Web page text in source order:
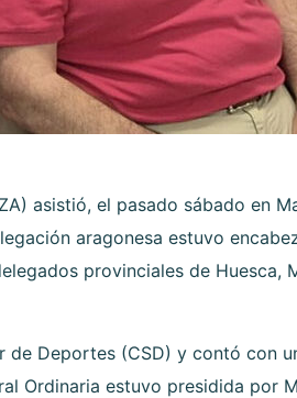
asistió, el pasado sábado en
aragonesa estuvo
provinciales de Huesca,
de Deportes (CSD) y contó con
Ordinaria estuvo presidida por